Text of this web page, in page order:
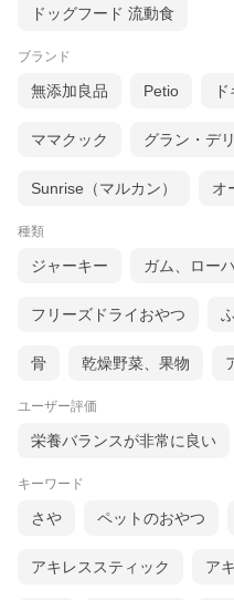
ドッグフード 流動食
ブランド
無添加良品 Petio
ママクック グラン・デリ
Sunrise（マルカン） オ
種類
ジャーキー ガム、ロー
フリーズドライおやつ
骨 乾燥野菜、果物
ユーザー評価
栄養バランスが非常に良い
キーワード
さや ペットのおやつ
アキレススティック ア